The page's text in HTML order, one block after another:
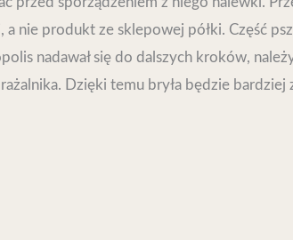
a nie produkt ze sklepowej półki. Część
nadawał się do dalszych kroków,
Dzięki temu bryła będzie